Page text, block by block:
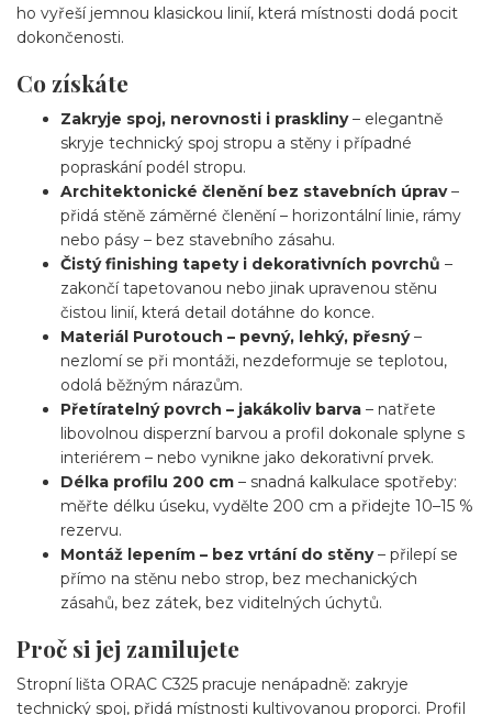
ho vyřeší jemnou klasickou linií, která místnosti dodá pocit
dokončenosti.
Co získáte
Zakryje spoj, nerovnosti i praskliny– elegantně
skryje technický spoj stropu a stěny i případné
popraskání podél stropu.
Architektonické členění bez stavebních úprav–
přidá stěně záměrné členění – horizontální linie, rámy
nebo pásy – bez stavebního zásahu.
Čistý finishing tapety i dekorativních povrchů –
zakončí tapetovanou nebo jinak upravenou stěnu
čistou linií, která detail dotáhne do konce.
Materiál Purotouch – pevný, lehký, přesný–
nezlomí se při montáži, nezdeformuje se teplotou,
odolá běžným nárazům.
Přetíratelný povrch – jakákoliv barva – natřete
libovolnou disperzní barvou a profil dokonale splyne s
interiérem – nebo vynikne jako dekorativní prvek.
Délka profilu 200 cm – snadná kalkulace spotřeby:
měřte délku úseku, vydělte 200 cm a přidejte 10–15 %
rezervu.
Montáž lepením – bez vrtání do stěny– přilepí se
přímo na stěnu nebo strop, bez mechanických
zásahů, bez zátek, bez viditelných úchytů.
Proč si jej zamilujete
Stropní lišta ORAC C325 pracuje nenápadně: zakryje
technický spoj, přidá místnosti kultivovanou proporci. Profil